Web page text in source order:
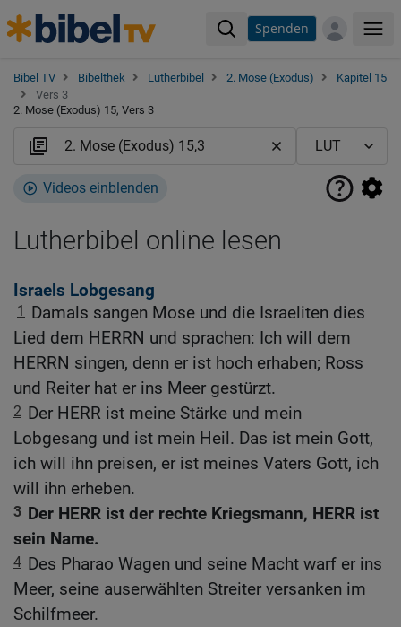
Spenden
Bibel TV Bibelthek Lutherbibel 2. Mose (Exodus)
Kapitel 15
Vers 3
2. Mose (Exodus) 15, Vers 3
Videos einblenden
Lutherbibel online lesen
Israels Lobgesang
1
Damals sangen Mose und die Israeliten dies
Lied dem HERRN und sprachen: Ich will dem
HERRN singen, denn er ist hoch erhaben; Ross
und Reiter hat er ins Meer gestürzt.
2 Der HERR ist meine Stärke und mein
Lobgesang und ist mein Heil. Das ist mein Gott,
ich will ihn preisen, er ist meines Vaters Gott, ich
will ihn erheben.
3 Der HERR ist der rechte Kriegsmann, HERR ist
sein Name.
4 Des Pharao Wagen und seine Macht warf er ins
Meer, seine auserwählten Streiter versanken im
Schilfmeer.